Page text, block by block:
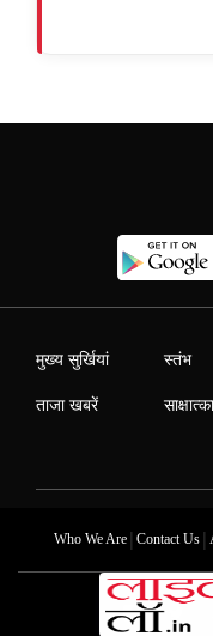
मुख्य सुर्खियां
ताजा खबरें
स्तंभ
Who We Are| Contact Us|